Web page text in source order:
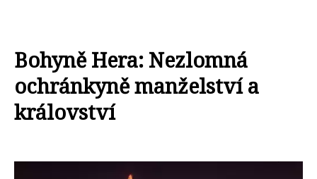
Bohyně Hera: Nezlomná
ochránkyně manželství a
království